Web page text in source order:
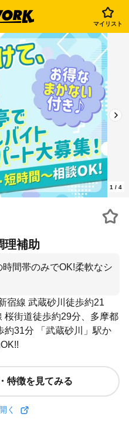
マイリスト
1 / 4
理補助
間帯のみでOK!柔軟なシ
宿線 武蔵砂川徒歩約21
桜街道徒歩約29分、多摩都
約31分 「武蔵砂川」駅か
特徴を見てみる
く